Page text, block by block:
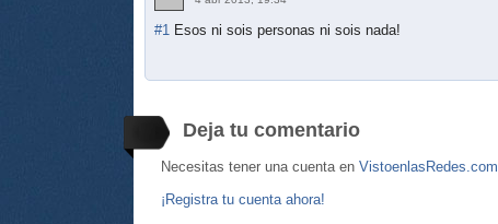
#1 Esos ni sois personas ni sois nada!
Deja tu comentario
Necesitas tener una cuenta en VistoenlasRedes.com
¡Registra tu cuenta ahora!